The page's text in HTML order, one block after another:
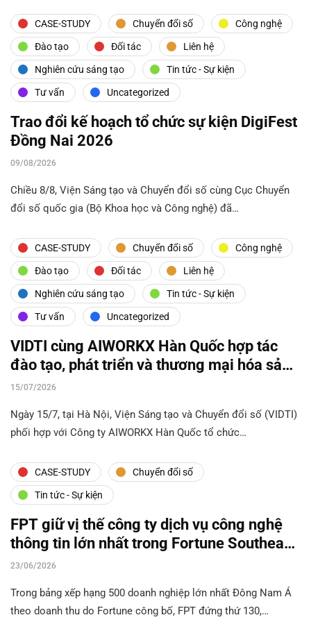
CASE-STUDY Chuyển đổi số Công nghệ
Đào tạo Đối tác Liên hệ
Nghiên cứu sáng tạo Tin tức - Sự kiện
Tư vấn Uncategorized
Trao đổi kế hoạch tổ chức sự kiện DigiFest
Đồng Nai 2026
09/08/2026
Chiều 8/8, Viện Sáng tạo và Chuyển đổi số cùng Cục Chuyển
đổi số quốc gia (Bộ Khoa học và Công nghệ) đã…
CASE-STUDY Chuyển đổi số Công nghệ
Đào tạo Đối tác Liên hệ
Nghiên cứu sáng tạo Tin tức - Sự kiện
Tư vấn Uncategorized
VIDTI cùng AIWORKX Hàn Quốc hợp tác
đào tạo, phát triển và thương mại hóa sản
phẩm AI
15/07/2026
Ngày 15/7, tại Hà Nội, Viện Sáng tạo và Chuyển đổi số (VIDTI)
phối hợp với Công ty AIWORKX Hàn Quốc tổ chức…
CASE-STUDY Chuyển đổi số
Tin tức - Sự kiện
FPT giữ vị thế công ty dịch vụ công nghệ
thông tin lớn nhất trong Fortune Southeast
Asia 500
23/06/2026
Trong bảng xếp hạng 500 doanh nghiệp lớn nhất Đông Nam Á
theo doanh thu do Fortune công bố, FPT đứng thứ 130,…